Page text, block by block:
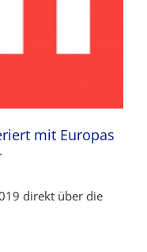
mit Europas
direkt über die